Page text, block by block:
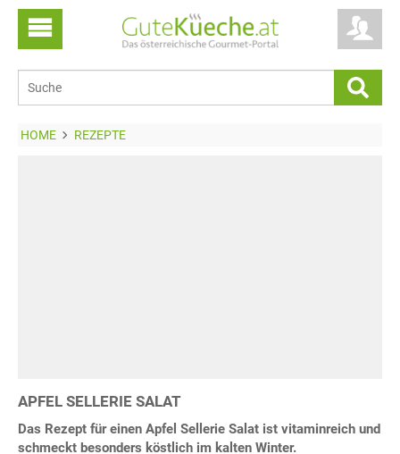
HOME REZEPTE
APFEL SELLERIE SALAT
Das Rezept für einen Apfel Sellerie Salat ist vitaminreich und
schmeckt besonders köstlich im kalten Winter.